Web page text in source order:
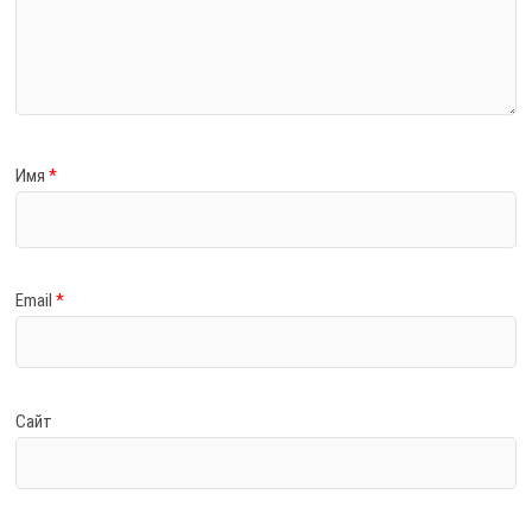
Имя*
Email*
Сайт